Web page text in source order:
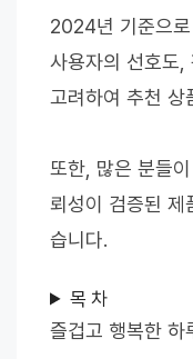
2024년 기준으
사용자의 선호도,
고려하여 추천 상
또한, 많은 분들
뢰성이 검증된 제
습니다.
목 차
즐겁고 행복한 하